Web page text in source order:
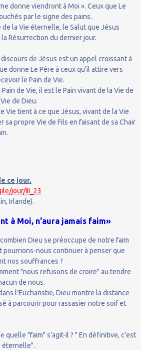
donne viendront à Moi ». Ceux que Le
par le signe des pains.
de la Vie éternelle, le Salut que Jésus
Résurrection du dernier jour.
de Jésus est un appel croissant à
donne Le Père à ceux qu’il attire vers
le Pain de Vie.
de Vie, il est le Pain vivant de la Vie de
de Dieu.
Vie tient à ce que Jésus, vivant de la Vie
sa propre Vie de Fils en faisant de sa Chair
ce jour.
jour/III_23
Irlande).
à Moi, n'aura jamais faim»
Dieu se préoccupe de notre faim
pourrions-nous continuer à penser que
nos souffrances ?
"nous refusons de croire" au tendre
de nous.
l'Eucharistie, Dieu montre la distance
à parcourir pour rassasier notre soif et
quelle "faim" s’agit-il ? " En définitive, c'est
éternelle".